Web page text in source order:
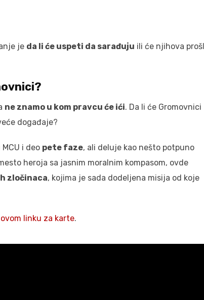
je da li će uspeti da sarađuju ili će njihova
ne znamo u kom pravcu će ići. Da li će Gromovnici
događaje?
i deo pete faze, ali deluje kao nešto potpuno
heroja sa jasnim moralnim kompasom, ovde
zločinaca, kojima je sada dodeljena misija od koje
ovom linku za karte.